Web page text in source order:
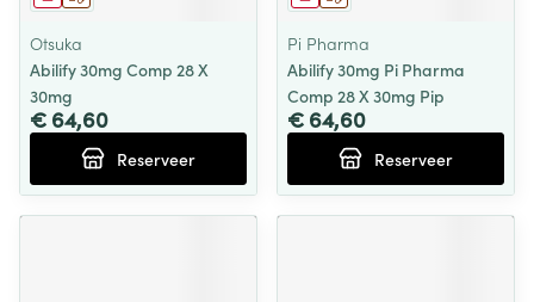
Otsuka
Abilify 30mg Comp 28 X
30mg
€ 64,60
Reserveer
Pi Pharma
Abilify 30mg Pi Pharma
Comp 28 X 30mg Pip
€ 64,60
Reserveer